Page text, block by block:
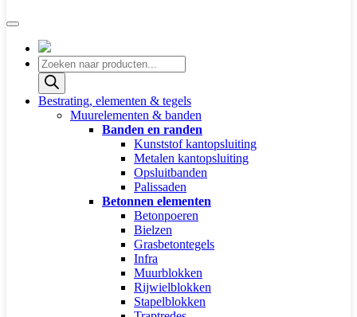
Producten
zoeken
Bestrating, elementen & tegels
Muurelementen & banden
Banden en randen
Kunststof kantopsluiting
Metalen kantopsluiting
Opsluitbanden
Palissaden
Betonnen elementen
Betonpoeren
Bielzen
Grasbetontegels
Infra
Muurblokken
Rijwielblokken
Stapelblokken